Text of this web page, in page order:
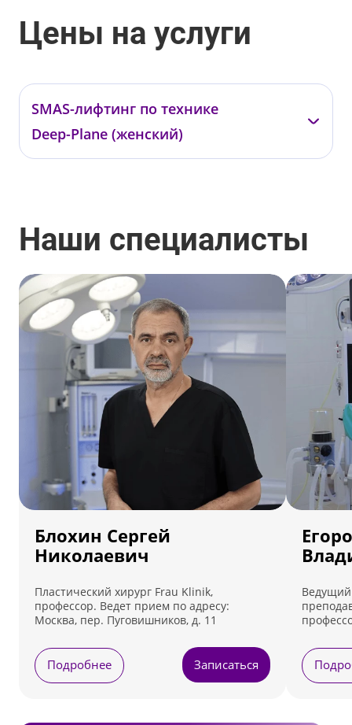
Цены на услуги
SMAS-лифтинг по технике
Deep-Plane (женский)
от 890 000 ₽ от 670 000 ₽
Наши специалисты
Блохин Сергей
Николаевич
Пластический хирург Frau Klinik,
профессор. Ведет прием по адресу:
Москва, пер. Пуговишников, д. 11
Подробнее Записаться
Ведущий